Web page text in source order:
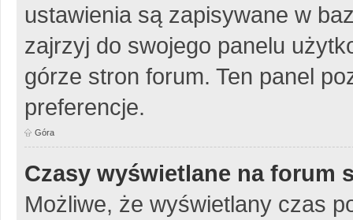
ustawienia są zapisywane w
zajrzyj do swojego panelu
górze stron forum. Ten panel
preferencje.
Góra
Czasy wyświetlane na forum
Możliwe, że wyświetlany czas